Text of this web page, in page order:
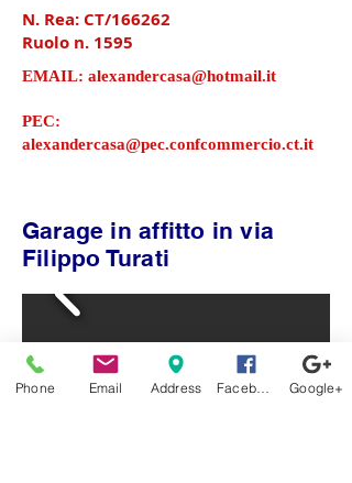
N. Rea: CT/166262
Ruolo n. 1595
EMAIL: alexandercasa@hotmail.it
PEC:
alexandercasa@pec.confcommercio.ct.it
Garage in affitto in via
Filippo Turati
Phone Email Address Google+